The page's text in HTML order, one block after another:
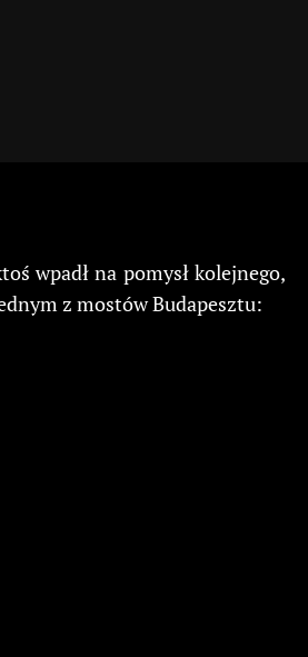
wpadł na pomysł kolejnego,
z mostów Budapesztu: